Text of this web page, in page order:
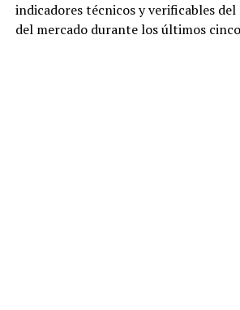
indicadores técnicos y verificables
del mercado durante los últimos